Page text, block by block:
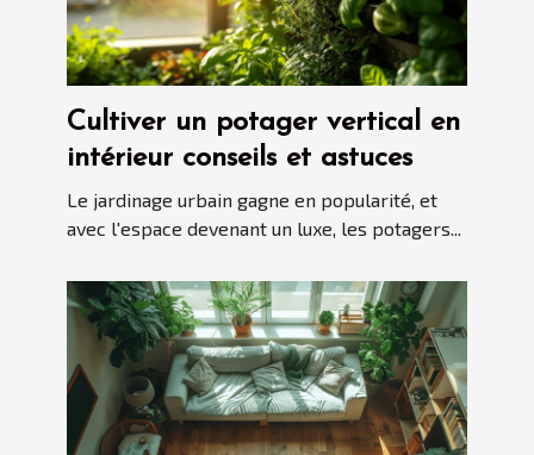
Cultiver un potager vertical en
intérieur conseils et astuces
Le jardinage urbain gagne en popularité, et
avec l'espace devenant un luxe, les potagers...